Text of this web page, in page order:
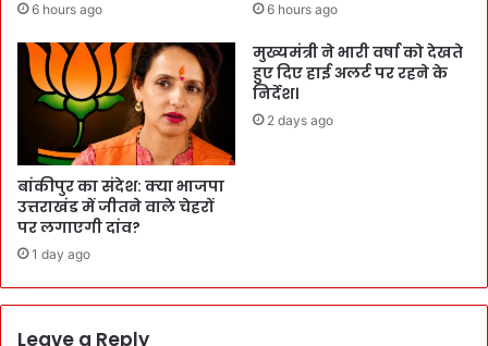
6 hours ago 6 hours ago
बांकीपुर का संदेश: क्या भाजपा
उत्तराखंड में जीतने वाले चेहरों
पर लगाएगी दांव?
1 day ago
मुख्यमंत्री ने भारी वर्षा को देखते
हुए दिए हाई अलर्ट पर रहने के
निर्देश।
2 days ago
Leave a Reply